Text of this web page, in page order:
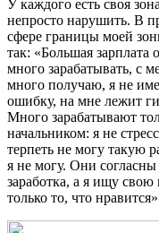
У каждого есть своя
непросто нарушить. В
сфере границы моей
так: «Большая зарплата
много зарабатывать, с
много получаю, я не
ошибку, на мне лежит
Много зарабатывают
начальником: я не
терпеть не могу такую
я не могу. Они согласны
заработка, а я ищу
только то, что